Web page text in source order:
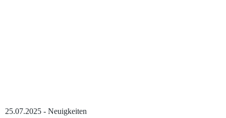
25.07.2025 - Neuigkeiten